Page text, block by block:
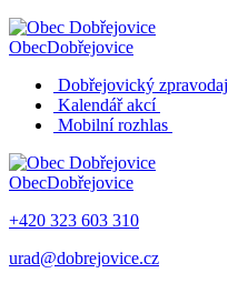
ObecDobřejovice
Dobřejovický zpravodaj
Kalendář akcí
Mobilní rozhlas
ObecDobřejovice
+420 323 603 310
urad@dobrejovice.cz